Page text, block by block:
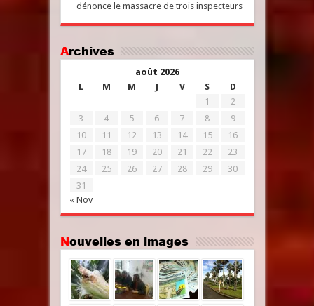
dénonce le massacre de trois inspecteurs
Archives
août 2026
L
M M J V S D
« Nov
1
2
3
4 5 6 7 8
9
10
11 12 13 14 15
16
17
18 19 20 21 22
23
24
25 26 27 28 29
30
31
Nouvelles en images